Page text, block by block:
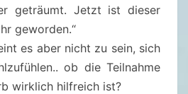
geträumt. Jetzt ist dieser
geworden.“
es aber nicht zu sein, sich
ob die Teilnahme
wirklich hilfreich ist?